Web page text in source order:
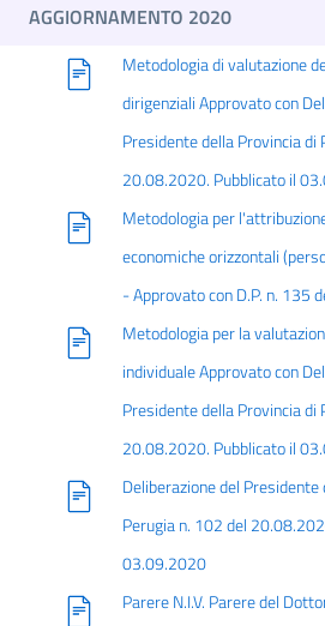
AGGIORNAMENTO 2020
Metodologia di valutazione
dirigenziali Approvato con
Presidente della Provincia di
20.08.2020. Pubblicato il
Metodologia per
economiche orizzontali
- Approvato con D.P. n. 135
Metodologia per la
individuale Approvato con
Presidente della Provincia di
20.08.2020. Pubblicato il
Deliberazione del Presidente
Perugia n. 102 del
03.09.2020
Parere N.I.V. Parere del